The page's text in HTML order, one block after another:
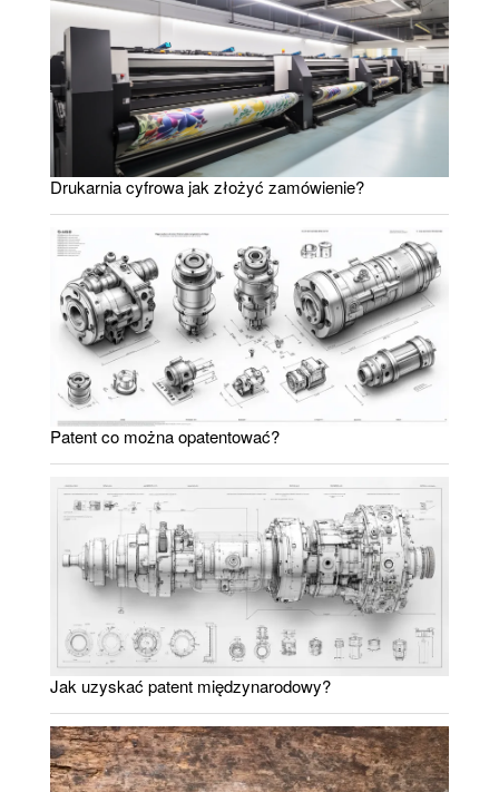
Drukarnia cyfrowa jak złożyć zamówienie?
Patent co można opatentować?
Jak uzyskać patent międzynarodowy?